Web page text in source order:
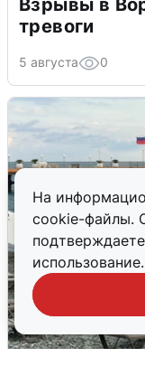
На
cookie-файлы.
использование.
Взрывы в
тревоги
5 августа 0